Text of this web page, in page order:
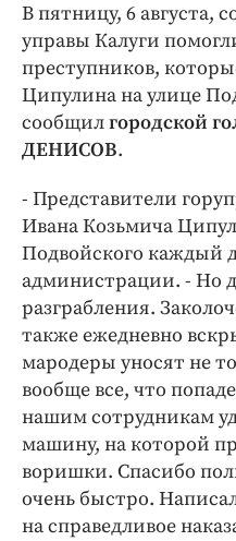
Работодатель
В пятницу, 6 августа,
управы Калуги
преступников,
Ципулина на улице
сообщилгородской
ДЕНИСОВ.
- Представители
Ивана Козьмича
Подвойского каждый
администрации. - Но
разграбления.
также ежедневно
мародеры уносят не
вообще все, что
нашим сотрудникам
машину, на которой
воришки. Спасибо
очень быстро.
на справедливое